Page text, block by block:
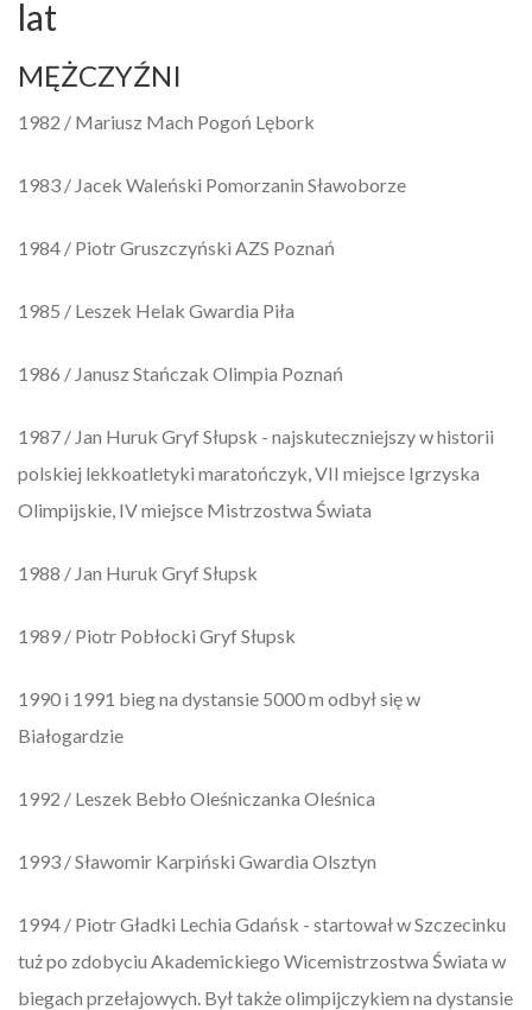
lat
MĘŻCZYŹNI
1982 / Mariusz Mach Pogoń Lębork
1983 / Jacek Waleński Pomorzanin Sławoborze
1984 / Piotr Gruszczyński AZS Poznań
1985 / Leszek Helak Gwardia Piła
1986 / Janusz Stańczak Olimpia Poznań
1987 / Jan Huruk Gryf Słupsk - najskuteczniejszy w historii
polskiej lekkoatletyki maratończyk, VII miejsce Igrzyska
Olimpijskie, IV miejsce Mistrzostwa Świata
1988 / Jan Huruk Gryf Słupsk
1989 / Piotr Pobłocki Gryf Słupsk
1990 i 1991 bieg na dystansie 5000 m odbył się w
Białogardzie
1992 / Leszek Bebło Oleśniczanka Oleśnica
1993 / Sławomir Karpiński Gwardia Olsztyn
1994 / Piotr Gładki Lechia Gdańsk - startował w Szczecinku
tuż po zdobyciu Akademickiego Wicemistrzostwa Świata w
biegach przełajowych. Był także olimpijczykiem na dystansie